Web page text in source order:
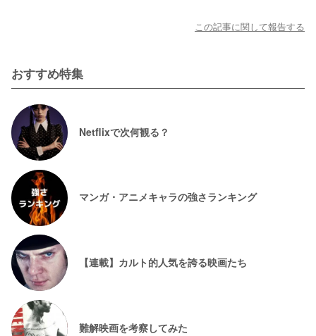
この記事に関して報告する
おすすめ特集
Netflixで次何観る？
マンガ・アニメキャラの強さランキング
【連載】カルト的人気を誇る映画たち
難解映画を考察してみた